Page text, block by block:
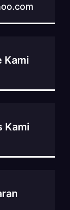
Kami
Kami